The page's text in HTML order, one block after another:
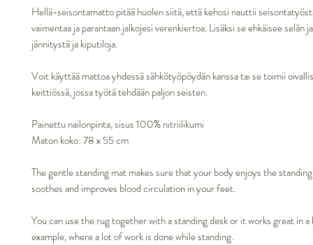
Hellä-seisontamatto pitää huolen siitä, että kehosi nauttii
vaimentaa ja parantaan jalkojesi verenkiertoa. Lisäksi se ehkäisee selän
jännitystä ja kiputiloja.
Voit käyttää mattoa yhdessä sähkötyöpöydän kanssa tai se toimii
keittiössä, jossa työtä tehdään paljon seisten.
Painettu nailonpinta, sisus 100% nitriilikumi
Maton koko: 78 x 55 cm
The gentle standing mat makes sure that your body enjoys the
soothes and improves blood circulation in your feet.
You can use the rug together with a standing desk or it works great in
example, where a lot of work is done while standing.